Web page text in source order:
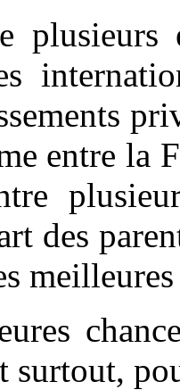
plusieurs
entre la
des
surtout,